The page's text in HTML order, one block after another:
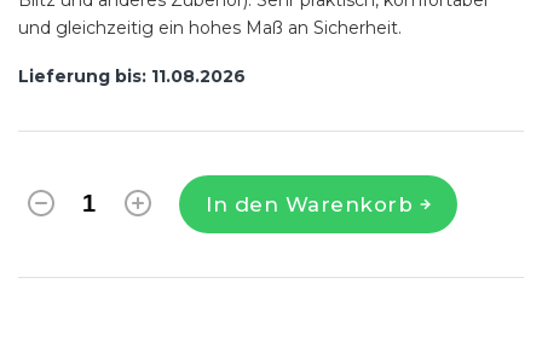
Lieferung bis: 11.08.2026
In den Warenkorb
und gleichzeitig ein hohes Maß an Sicherheit.